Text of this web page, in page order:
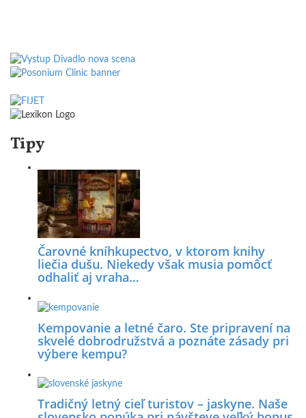
Tipy
Čarovné kníhkupectvo, v ktorom knihy
liečia dušu. Niekedy však musia pomôcť
odhaliť aj vraha…
Kempovanie a letné čaro. Ste pripravení na
skvelé dobrodružstvá a poznáte zásady pri
výbere kempu?
Tradičný letný cieľ turistov – jaskyne. Naše